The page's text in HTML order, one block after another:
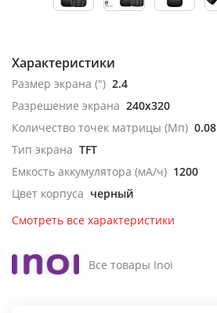
Характеристики
Размер экрана (") 2.4
Разрешение экрана 240x320
Количество точек матрицы (Мп) 0.08
Тип экрана TFT
Емкость аккумулятора (мА/ч) 1200
Цвет корпуса черный
Смотреть все характеристики
Все товары Inoi